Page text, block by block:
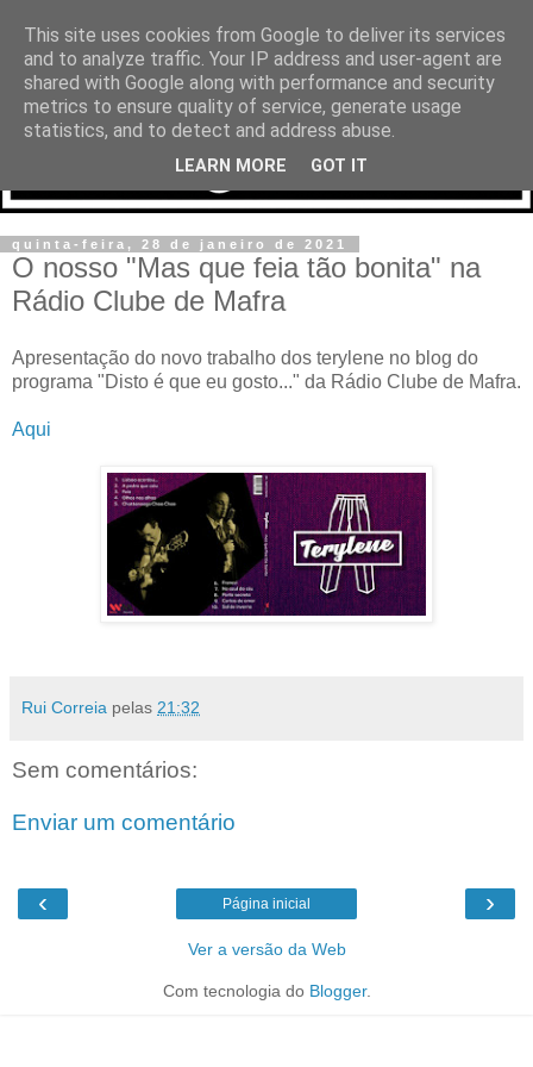
quinta-feira, 28 de janeiro de 2021
O nosso "Mas que feia tão bonita" na
Rádio Clube de Mafra
Apresentação do novo trabalho dos terylene no blog do
programa "Disto é que eu gosto..." da Rádio Clube de Mafra.
Aqui
Rui Correia pelas 21:32
Sem comentários:
Enviar um comentário
‹ ›
Página inicial
Ver a versão da Web
Com tecnologia do Blogger.
This site uses cookies from Google to deliver its services
and to analyze traffic. Your IP address and user-agent are
shared with Google along with performance and security
metrics to ensure quality of service, generate usage
statistics, and to detect and address abuse.
LEARN MORE GOT IT